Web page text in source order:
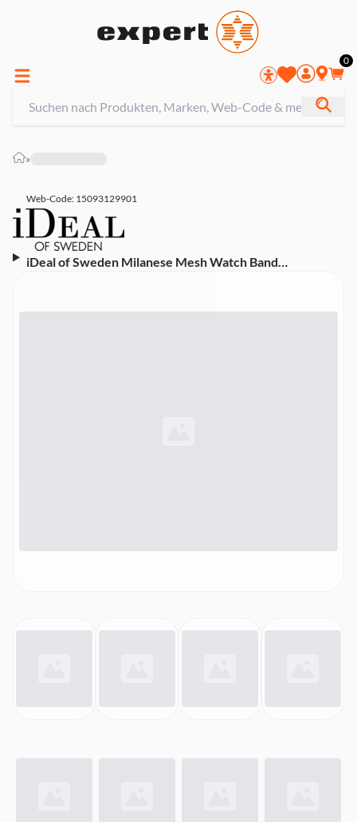
0
»
Web-Code: 15093129901
iDeal of Sweden Milanese Mesh Watch Band